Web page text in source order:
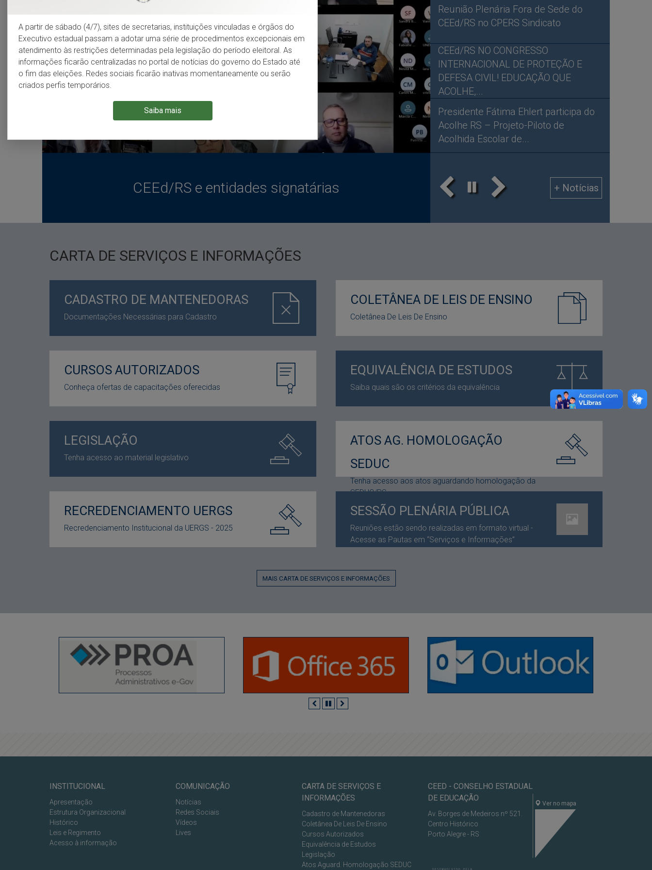
A partir de sábado (4/7), sites de secretarias, instituições vinculadas e órgãos do
Executivo estadual passam a adotar uma série de procedimentos excepcionais em
atendimento às restrições determinadas pela legislação do período eleitoral. As
informações ficarão centralizadas no portal de notícias do governo do Estado até
o fim das eleições. Redes sociais ficarão inativas momentaneamente ou serão
criados perfis temporários.
Saiba mais
CEEd/RS e entidades signatárias
Reunião Plenária Fora de Sede do
CEEd/RS no CPERS Sindicato
CEEd/RS NO CONGRESSO
INTERNACIONAL DE PROTEÇÃO E
DEFESA CIVIL! EDUCAÇÃO QUE
ACOLHE,...
Presidente Fátima Ehlert participa do
Acolhe RS – Projeto-Piloto de
Acolhida Escolar de...
Anterior
PausarPróximo
+ Notícias
CARTA DE SERVIÇOS E INFORMAÇÕES
CADASTRO DE MANTENEDORAS
Documentações Necessárias para Cadastro
COLETÂNEA DE LEIS DE ENSINO
Coletânea De Leis De Ensino
CURSOS AUTORIZADOS
Conheça ofertas de capacitações oferecidas
EQUIVALÊNCIA DE ESTUDOS
Saiba quais são os critérios da equivalência
LEGISLAÇÃO
Tenha acesso ao material legislativo
ATOS AG. HOMOLOGAÇÃO
SEDUC
Tenha acesso aos atos aguardando homologação da
SEDUC/RS
RECREDENCIAMENTO UERGS
Recredenciamento Institucional da UERGS - 2025
SESSÃO PLENÁRIA PÚBLICA
Reuniões estão sendo realizadas em formato virtual -
Acesse as Pautas em “Serviços e Informações”
MAIS CARTA DE SERVIÇOS E INFORMAÇÕES
AnteriorPausar
INSTITUCIONAL
Apresentação
Estrutura Organizacional
Histórico
Leis e Regimento
Acesso à informação
COMUNICAÇÃO
Notícias
Redes Sociais
Vídeos
Lives
CARTA DE SERVIÇOS E
INFORMAÇÕES
Cadastro de Mantenedoras
Coletânea De Leis De Ensino
Cursos Autorizados
Equivalência de Estudos
Legislação
Atos Aguard. Homologação SEDUC
CEED - CONSELHO ESTADUAL
DE EDUCAÇÃO
Av. Borges de Medeiros nº 521.
Centro Histórico
Porto Alegre - RS
Ver no mapa